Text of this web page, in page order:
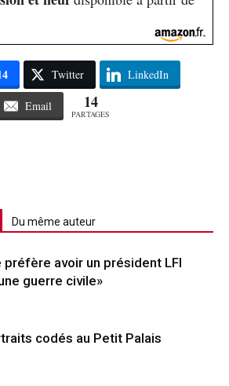
Twitter LinkedIn
Email 14
PARTAGES
Du même auteur
préfère avoir un président LFI
guerre civile»
codés au Petit Palais